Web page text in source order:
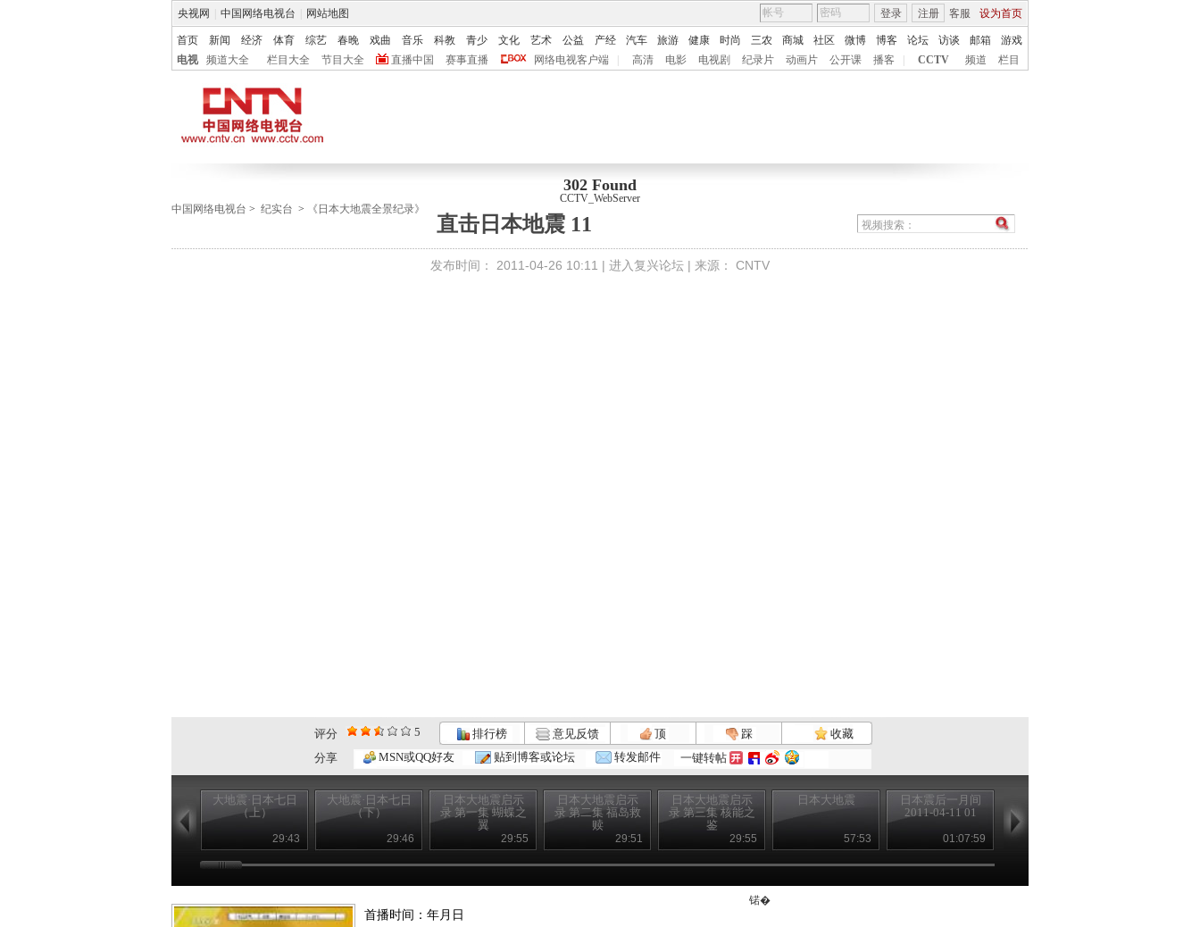
央视网 中国网络电视台 网站地图 客服 设为首页
登录 注册
首页 新闻 经济 体育 综艺 春晚 戏曲 音乐 科教 青少 文化 艺术 公益 产经 汽车 旅游 健康 时尚 三农 商城 社区 微博 博客 论坛 访谈 邮箱
游戏
电视
频道大全 栏目大全 节目大全 直播中国 赛事直播 网络电视客户端 高清 电影 电视剧 纪录片 动画片 公开课 播客 CCTV 频道 栏目
302 Found
CCTV_WebServer
中国网络电视台 > 纪实台 > 《日本大地震全景纪录》
直击日本地震 11
发布时间： 2011-04-26 10:11 | 进入复兴论坛 | 来源： CNTV
评分 5 排行榜 意见反馈 顶 踩
收藏
分享
MSN或QQ好友 贴到博客或论坛 转发邮件 一键转帖
大地震·日本七日
（上）
29:43
大地震·日本七日
（下）
29:46
日本大地震启示
录 第一集 蝴蝶之
翼
29:55
日本大地震启示
录 第二集 福岛救
赎
29:51
日本大地震启示
录 第三集 核能之
鉴
29:55
日本大地震
57:53
日本震后一月间
2011-04-11 01
01:07:59
2011-04-11 02
首播时间：年月日
锘�